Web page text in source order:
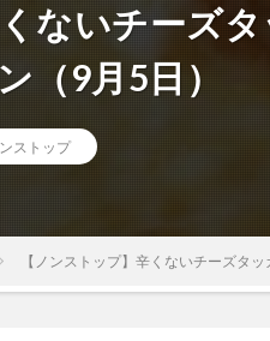
ないチーズ
（9月5日）
ンストップ
【ノンストップ】辛くないチーズタ